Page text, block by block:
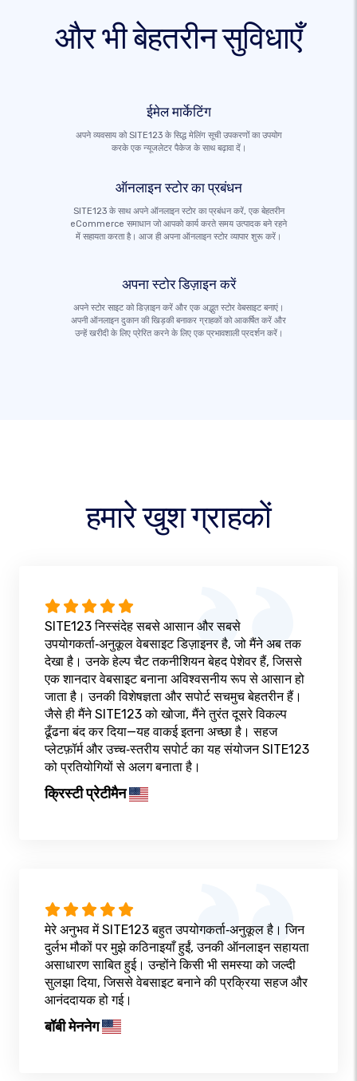
और भी बेहतरीन सुविधाएँ
ईमेल मार्केटिंग
अपने व्यवसाय को SITE123 के सिद्ध मेलिंग सूची उपकरणों का उपयोग
करके एक न्यूजलेटर पैकेज के साथ बढ़ावा दें।
ऑनलाइन स्टोर का प्रबंधन
SITE123 के साथ अपने ऑनलाइन स्टोर का प्रबंधन करें, एक बेहतरीन
eCommerce समाधान जो आपको कार्य करते समय उत्पादक बने रहने
में सहायता करता है। आज ही अपना ऑनलाइन स्टोर व्यापार शुरू करें।
अपना स्टोर डिज़ाइन करें
अपने स्टोर साइट को डिज़ाइन करें और एक अद्भुत स्टोर वेबसाइट बनाएं।
अपनी ऑनलाइन दुकान की खिड़की बनाकर ग्राहकों को आकर्षित करें और
उन्हें खरीदी के लिए प्रेरित करने के लिए एक प्रभावशाली प्रदर्शन करें।
हमारे खुश ग्राहकों
SITE123 निस्संदेह सबसे आसान और सबसे
उपयोगकर्ता‑अनुकूल वेबसाइट डिज़ाइनर है, जो मैंने अब तक
देखा है। उनके हेल्प चैट तकनीशियन बेहद पेशेवर हैं, जिससे
एक शानदार वेबसाइट बनाना अविश्वसनीय रूप से आसान हो
जाता है। उनकी विशेषज्ञता और सपोर्ट सचमुच बेहतरीन हैं।
जैसे ही मैंने SITE123 को खोजा, मैंने तुरंत दूसरे विकल्प
ढूँढना बंद कर दिया—यह वाकई इतना अच्छा है। सहज
प्लेटफ़ॉर्म और उच्च‑स्तरीय सपोर्ट का यह संयोजन SITE123
को प्रतियोगियों से अलग बनाता है।
क्रिस्टी प्रेटीमैन
मेरे अनुभव में SITE123 बहुत उपयोगकर्ता‑अनुकूल है। जिन
दुर्लभ मौकों पर मुझे कठिनाइयाँ हुईं, उनकी ऑनलाइन सहायता
असाधारण साबित हुई। उन्होंने किसी भी समस्या को जल्दी
सुलझा दिया, जिससे वेबसाइट बनाने की प्रक्रिया सहज और
आनंददायक हो गई।
बॉबी मेननेग